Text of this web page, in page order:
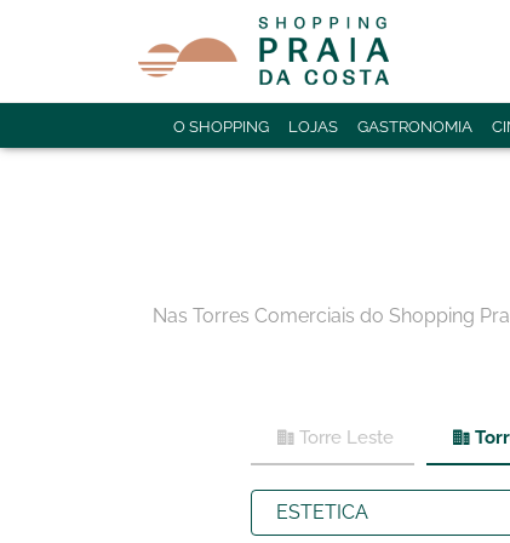
O SHOPPING LOJAS GASTRONOMIA
Nas Torres Comerciais do Shopping
Torre Leste